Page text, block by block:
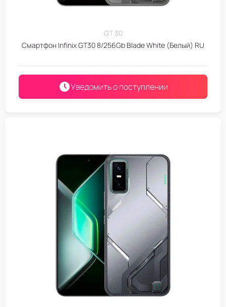
GT 30
Смартфон Infinix GT30 8/256Gb Blade White (Белый) RU
Уведомить о поступлении